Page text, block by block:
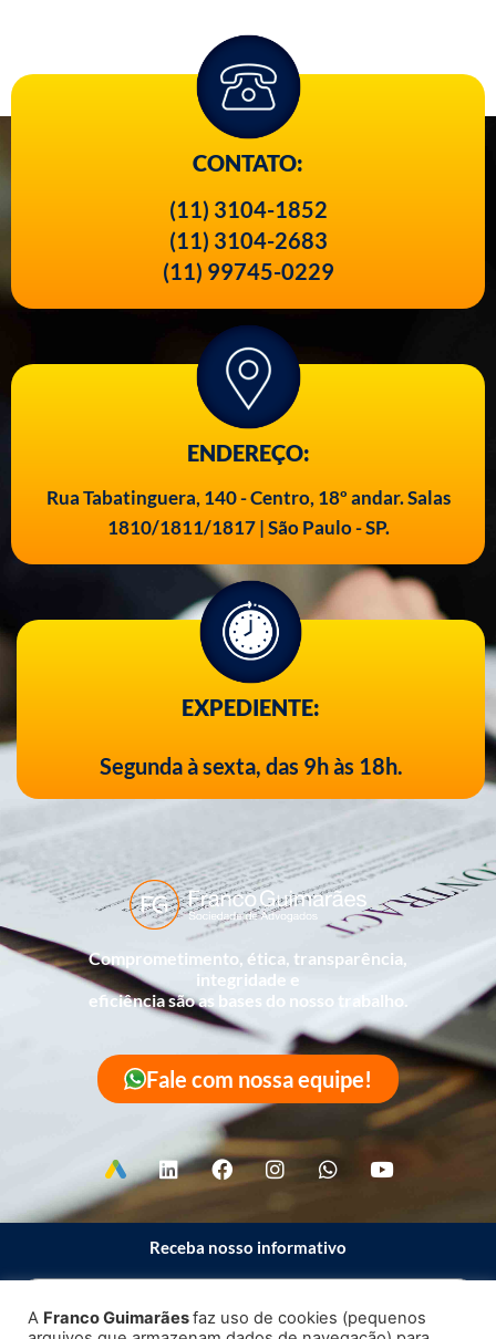
CONTATO:
(11) 3104-1852
(11) 3104-2683
(11) 99745-0229
ENDEREÇO:
Rua Tabatinguera, 140 - Centro, 18º andar. Salas
1810/1811/1817 | São Paulo - SP.
EXPEDIENTE:
Segunda à sexta, das 9h às 18h.
Comprometimento, ética, transparência,
integridade e
eficiência são as bases do nosso trabalho.
Fale com nossa equipe!
Receba nosso informativo
A Franco Guimarãesfaz uso de cookies (pequenos